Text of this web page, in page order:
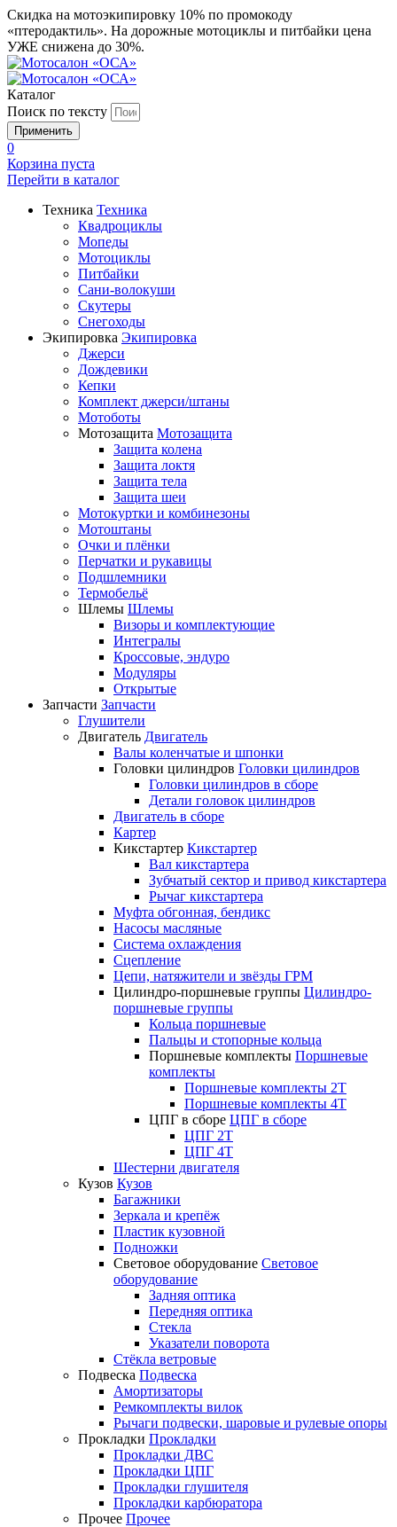
Скидка на мотоэкипировку 10% по промокоду
«птеродактиль». На дорожные мотоциклы и питбайки цена
УЖЕ снижена до 30%.
Каталог
Поиск по тексту
0
Корзина пуста
Перейти в каталог
Техника Техника
Квадроциклы
Мопеды
Мотоциклы
Питбайки
Сани-волокуши
Скутеры
Снегоходы
Экипировка Экипировка
Джерси
Дождевики
Кепки
Комплект джерси/штаны
Мотоботы
Мотозащита Мотозащита
Защита колена
Защита локтя
Защита тела
Защита шеи
Мотокуртки и комбинезоны
Мотоштаны
Очки и плёнки
Перчатки и рукавицы
Подшлемники
Термобельё
Шлемы Шлемы
Визоры и комплектующие
Интегралы
Кроссовые, эндуро
Модуляры
Открытые
Запчасти Запчасти
Глушители
Двигатель Двигатель
Валы коленчатые и шпонки
Головки цилиндров Головки цилиндров
Головки цилиндров в сборе
Детали головок цилиндров
Двигатель в сборе
Картер
Кикстартер Кикстартер
Вал кикстартера
Зубчатый сектор и привод кикстартера
Рычаг кикстартера
Муфта обгонная, бендикс
Насосы масляные
Система охлаждения
Сцепление
Цепи, натяжители и звёзды ГРМ
Цилиндро-поршневые группы Цилиндро-
поршневые группы
Кольца поршневые
Пальцы и стопорные кольца
Поршневые комплекты Поршневые
комплекты
Поршневые комплекты 2T
Поршневые комплекты 4T
ЦПГ в сборе ЦПГ в сборе
ЦПГ 2T
ЦПГ 4T
Шестерни двигателя
Кузов Кузов
Багажники
Зеркала и крепёж
Пластик кузовной
Подножки
Световое оборудование Световое
оборудование
Задняя оптика
Передняя оптика
Стекла
Указатели поворота
Стёкла ветровые
Подвеска Подвеска
Амортизаторы
Ремкомплекты вилок
Рычаги подвески, шаровые и рулевые опоры
Прокладки Прокладки
Прокладки ДВС
Прокладки ЦПГ
Прокладки глушителя
Прокладки карбюратора
Прочее Прочее